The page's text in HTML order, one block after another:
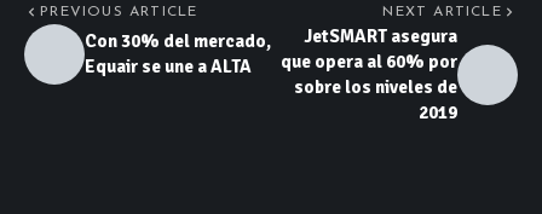
PREVIOUS ARTICLE
Con 30% del mercado,
Equair se une a ALTA
NEXT ARTICLE
JetSMART asegura
que opera al 60% por
sobre los niveles de
2019